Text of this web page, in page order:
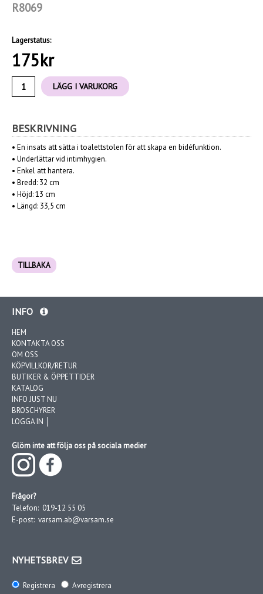
R8069
Lagerstatus:
175kr
LÄGG I VARUKORG
BESKRIVNING
• En insats att sätta i toalettstolen för att skapa en bidéfunktion.
• Underlättar vid intimhygien.
• Enkel att hantera.
• Bredd: 32 cm
• Höjd: 13 cm
• Längd: 33,5 cm
TILLBAKA
INFO
HEM
KONTAKTA OSS
OM OSS
KÖPVILLKOR/RETUR
BUTIKER & ÖPPETTIDER
KATALOG
INFO JUST NU
BROSCHYRER
LOGGA IN │
Glöm inte att följa oss på sociala medier
Frågor?
Telefon: 019-12 55 05
E-post: varsam.ab@varsam.se
NYHETSBREV
Registrera Avregistrera